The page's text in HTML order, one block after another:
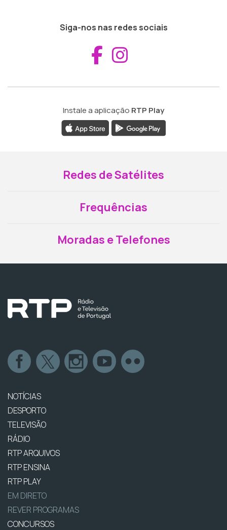
Siga-nos nas redes sociais
Aceder ao
Instale a aplicação RTP Play
Redes de Satélites
Frequências
Moradas e Telefones
NOTÍCIAS
DESPORTO
TELEVISÃO
RÁDIO
RTP ARQUIVOS
RTP ENSINA
RTP PLAY
EM DIRETO
REVER PROGRAMAS
CONCURSOS